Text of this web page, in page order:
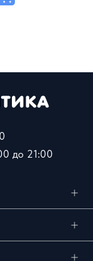
до 21:00